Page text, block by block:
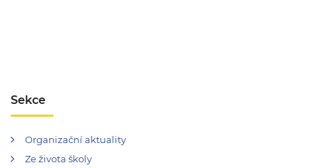
Sekce
Organizační aktuality
Ze života školy